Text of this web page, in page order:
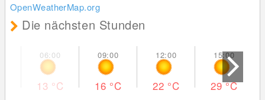
OpenWeatherMap.org
Die nächsten Stunden
13 °C 16 °C 22 °C 29°C